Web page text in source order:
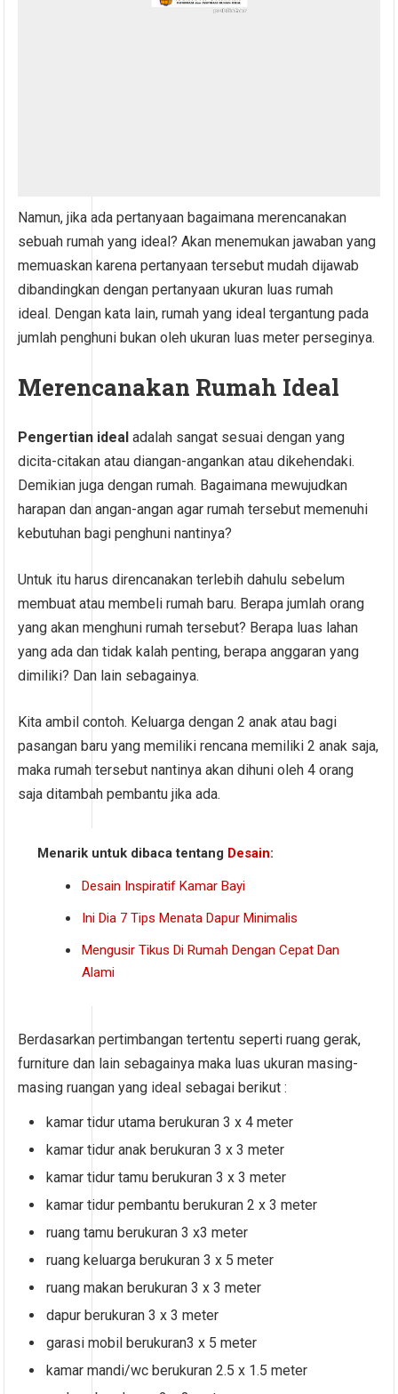
Namun, jika ada pertanyaan bagaimana merencanakan
sebuah rumah yang ideal? Akan menemukan jawaban yang
memuaskan karena pertanyaan tersebut mudah dijawab
dibandingkan dengan pertanyaan ukuran luas rumah
ideal. Dengan kata lain, rumah yang ideal tergantung pada
jumlah penghuni bukan oleh ukuran luas meter perseginya.
Merencanakan Rumah Ideal
Pengertian ideal adalah sangat sesuai dengan yang
dicita-citakan atau diangan-angankan atau dikehendaki.
Demikian juga dengan rumah. Bagaimana mewujudkan
harapan dan angan-angan agar rumah tersebut memenuhi
kebutuhan bagi penghuni nantinya?
Untuk itu harus direncanakan terlebih dahulu sebelum
membuat atau membeli rumah baru. Berapa jumlah orang
yang akan menghuni rumah tersebut? Berapa luas lahan
yang ada dan tidak kalah penting, berapa anggaran yang
dimiliki? Dan lain sebagainya.
Kita ambil contoh. Keluarga dengan 2 anak atau bagi
pasangan baru yang memiliki rencana memiliki 2 anak saja,
maka rumah tersebut nantinya akan dihuni oleh 4 orang
saja ditambah pembantu jika ada.
Menarik untuk dibaca tentang Desain:
Desain Inspiratif Kamar Bayi
Ini Dia 7 Tips Menata Dapur Minimalis
Mengusir Tikus Di Rumah Dengan Cepat Dan
Alami
Berdasarkan pertimbangan tertentu seperti ruang gerak,
furniture dan lain sebagainya maka luas ukuran masing-
masing ruangan yang ideal sebagai berikut :
kamar tidur utama berukuran 3 x 4 meter
kamar tidur anak berukuran 3 x 3 meter
kamar tidur tamu berukuran 3 x 3 meter
kamar tidur pembantu berukuran 2 x 3 meter
ruang tamu berukuran 3 x3 meter
ruang keluarga berukuran 3 x 5 meter
ruang makan berukuran 3 x 3 meter
dapur berukuran 3 x 3 meter
garasi mobil berukuran3 x 5 meter
kamar mandi/wc berukuran 2.5 x 1.5 meter